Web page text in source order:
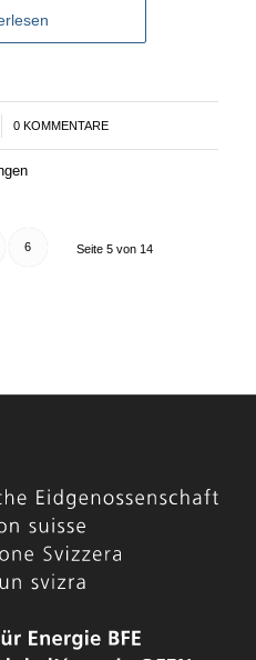
0 KOMMENTARE
Seite 5 von 14
6